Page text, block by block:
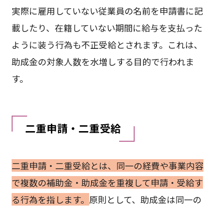
実際に雇用していない従業員の名前を申請書に記
載したり、在籍していない期間に給与を支払った
ように装う行為も不正受給とされます。これは、
助成金の対象人数を水増しする目的で行われま
す。
二重申請・二重受給
二重申請・二重受給とは、同一の経費や事業内容
で複数の補助金・助成金を重複して申請・受給す
る行為を指します。 原則として、助成金は同一の